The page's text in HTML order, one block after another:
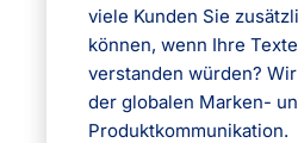
viele Kunden Sie
können, wenn Ihre
verstanden würden?
der globalen Marken-
Produktkommunikation.